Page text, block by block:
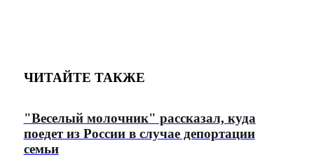
ЧИТАЙТЕ ТАКЖЕ
"Веселый молочник" рассказал, куда
поедет из России в случае депортации
семьи